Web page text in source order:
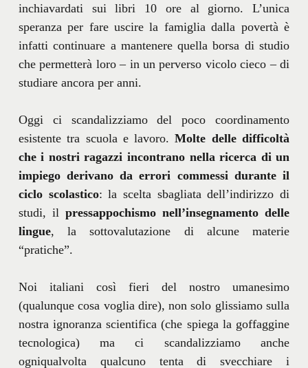
inchiavardati sui libri 10 ore al giorno. L’unica
speranza per fare uscire la famiglia dalla povertà è
infatti continuare a mantenere quella borsa di studio
che permetterà loro – in un perverso vicolo cieco – di
studiare ancora per anni.
Oggi ci scandalizziamo del poco coordinamento
esistente tra scuola e lavoro.Molte delle difficoltà
che i nostri ragazzi incontrano nella ricerca di un
impiego derivano da errori commessi durante il
ciclo scolastico: la scelta sbagliata dell’indirizzo di
studi, il pressappochismo nell’insegnamento delle
lingue, la sottovalutazione di alcune materie
“pratiche”.
Noi italiani così fieri del nostro umanesimo
(qualunque cosa voglia dire), non solo glissiamo sulla
nostra ignoranza scientifica (che spiega la goffaggine
tecnologica) ma ci scandalizziamo anche
ogniqualvolta qualcuno tenta di svecchiare i